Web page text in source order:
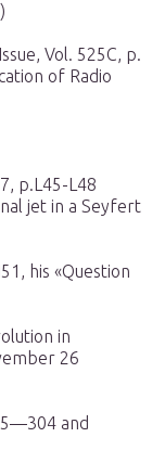
Vol. 525C, p.
of Radio
p.L45-L48
jet in a Seyfert
his «Question
in
26
and